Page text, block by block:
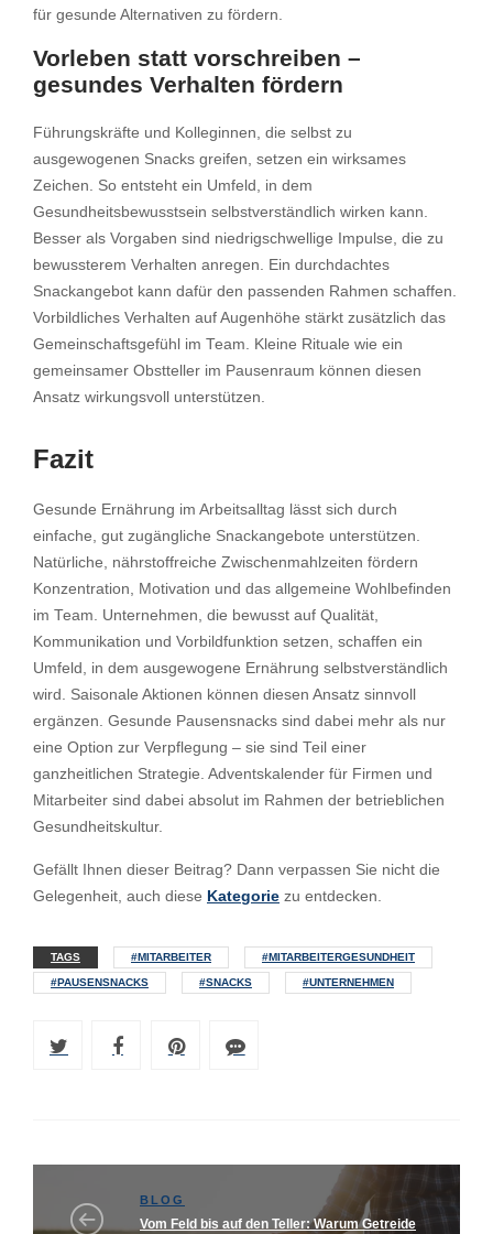
für gesunde Alternativen zu fördern.
Vorleben statt vorschreiben –
gesundes Verhalten fördern
Führungskräfte und Kolleginnen, die selbst zu
ausgewogenen Snacks greifen, setzen ein wirksames
Zeichen. So entsteht ein Umfeld, in dem
Gesundheitsbewusstsein selbstverständlich wirken kann.
Besser als Vorgaben sind niedrigschwellige Impulse, die zu
bewussterem Verhalten anregen. Ein durchdachtes
Snackangebot kann dafür den passenden Rahmen schaffen.
Vorbildliches Verhalten auf Augenhöhe stärkt zusätzlich das
Gemeinschaftsgefühl im Team. Kleine Rituale wie ein
gemeinsamer Obstteller im Pausenraum können diesen
Ansatz wirkungsvoll unterstützen.
Fazit
Gesunde Ernährung im Arbeitsalltag lässt sich durch
einfache, gut zugängliche Snackangebote unterstützen.
Natürliche, nährstoffreiche Zwischenmahlzeiten fördern
Konzentration, Motivation und das allgemeine Wohlbefinden
im Team. Unternehmen, die bewusst auf Qualität,
Kommunikation und Vorbildfunktion setzen, schaffen ein
Umfeld, in dem ausgewogene Ernährung selbstverständlich
wird. Saisonale Aktionen können diesen Ansatz sinnvoll
ergänzen. Gesunde Pausensnacks sind dabei mehr als nur
eine Option zur Verpflegung – sie sind Teil einer
ganzheitlichen Strategie. Adventskalender für Firmen und
Mitarbeiter sind dabei absolut im Rahmen der betrieblichen
Gesundheitskultur.
Gefällt Ihnen dieser Beitrag? Dann verpassen Sie nicht die
Gelegenheit, auch diese Kategorie zu entdecken.
TAGS #MITARBEITER #MITARBEITERGESUNDHEIT
#PAUSENSNACKS #SNACKS #UNTERNEHMEN
BLOG
Vom Feld bis auf den Teller: Warum Getreide